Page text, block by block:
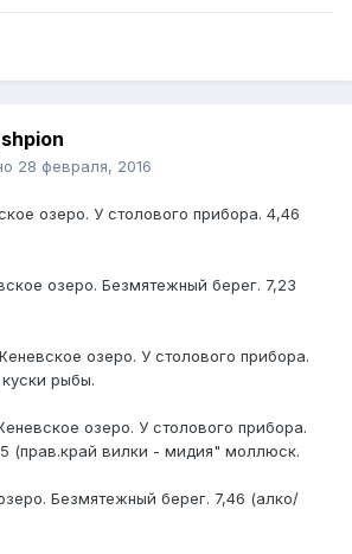
28 февраля, 2016
озеро. У столового прибора. 4,46
озеро. Безмятежный берег. 7,23
озеро. У столового прибора.
рыбы.
озеро. У столового прибора.
(прав.край вилки - мидия" моллюск.
Безмятежный берег. 7,46 (алко/